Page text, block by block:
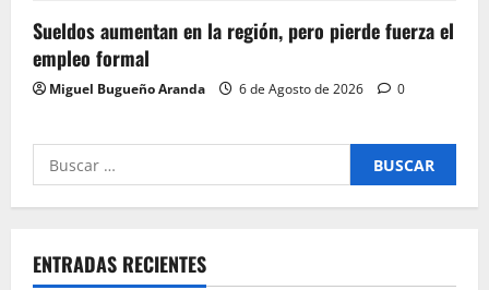
Sueldos aumentan en la región, pero pierde fuerza el
empleo formal
Miguel Bugueño Aranda 6 de Agosto de 2026 0
Buscar
por:
ENTRADAS RECIENTES